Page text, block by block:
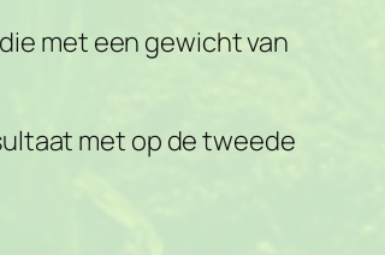
met een gewicht van
met op de tweede